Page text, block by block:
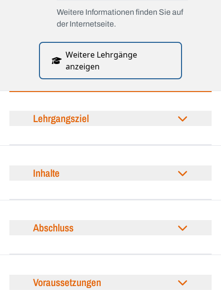
Weitere Informationen finden Sie auf
der Internetseite.
Weitere Lehrgänge
anzeigen
Lehrgangsziel
Inhalte
Abschluss
Voraussetzungen